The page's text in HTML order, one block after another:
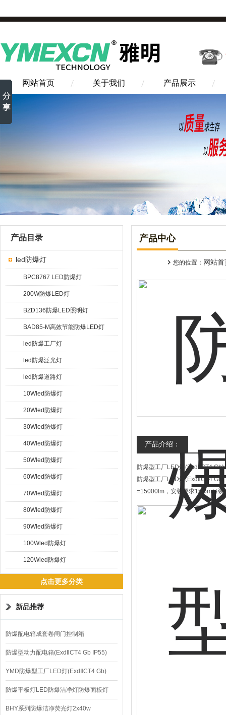
网站首页 关于我们 产品展示
产品目录
led防爆灯
BPC8767 LED防爆灯
200W防爆LED灯
BZD136防爆LED照明灯
BAD85-M高效节能防爆LED灯
led防爆工厂灯
led防爆泛光灯
led防爆道路灯
10Wled防爆灯
20Wled防爆灯
30Wled防爆灯
40Wled防爆灯
50Wled防爆灯
60Wled防爆灯
70Wled防爆灯
80Wled防爆灯
90Wled防爆灯
100Wled防爆灯
120Wled防爆灯
点击更多分类
新品推荐
防爆配电箱成套卷闸门控制箱
防爆型动力配电箱(ExdⅡCT4 Gb IP55)
YMD防爆型工厂LED灯(ExdⅡCT4 Gb)
220V/150W
防爆平板灯LED防爆洁净灯防爆面板灯
BHY系列防爆洁净荧光灯2x40w
产品中心
您的位置： 网站首
产品介绍：
防爆型工厂LED灯(ExdⅡCT4
防爆型工厂LED灯(ExdⅡCT4
=15000lm，安装要求15.5m吊装